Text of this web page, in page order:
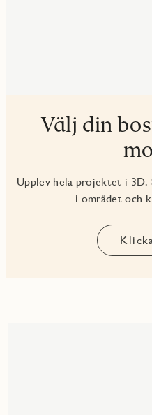
Välj din
Upplev hela projektet i
i området och